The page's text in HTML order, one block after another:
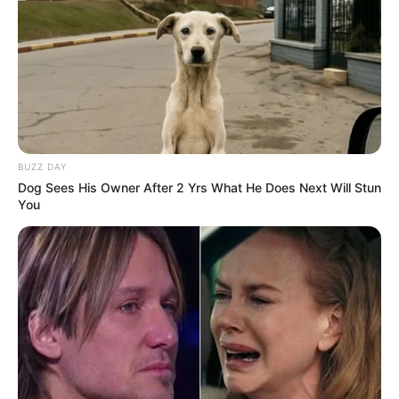
BUZZ DAY
Dog Sees His Owner After 2 Yrs What He Does Next Will Stun
You